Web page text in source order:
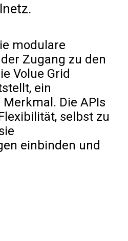
modulare
Zugang zu den
Volue Grid
ein
Die APIs
selbst zu
einbinden und